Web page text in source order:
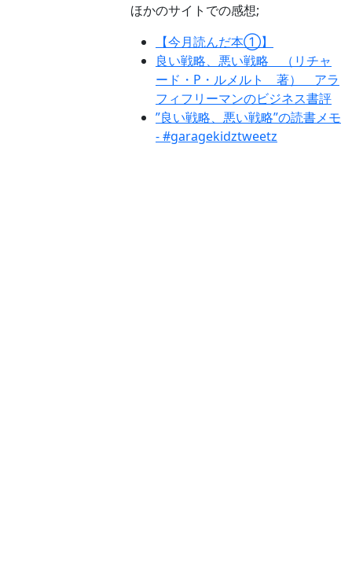
ほかのサイトでの感想;
【今月読んだ本①】
良い戦略、悪い戦略 （リチャ
ード・P・ルメルト 著） アラ
フィフリーマンのビジネス書評
”良い戦略、悪い戦略”の読書メモ
- #garagekidztweetz